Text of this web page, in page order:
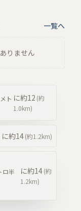
一覧へ
りません
ト に約12 (約
1.0km)
に約14(約1.2km)
ロ半
に約14(約
1.2km)